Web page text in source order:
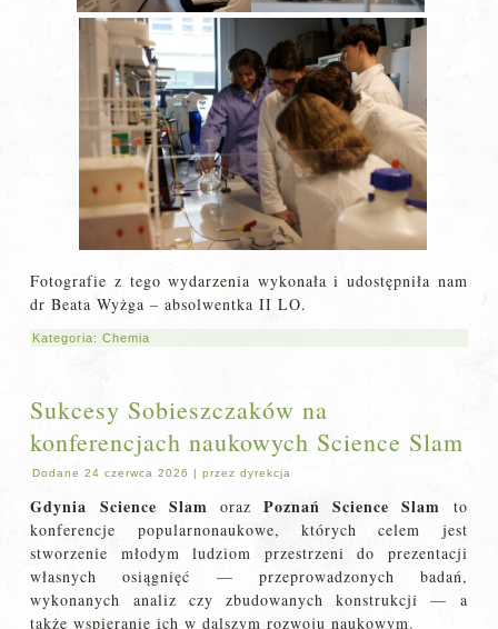
Fotografie z tego wydarzenia wykonała i udostępniła nam
dr Beata Wyżga – absolwentka II LO.
Kategoria:Chemia
Sukcesy Sobieszczaków na
konferencjach naukowych Science Slam
Dodane 24 czerwca 2026 |przez dyrekcja
Gdynia Science Slam orazPoznań Science Slam to
konferencje popularnonaukowe, których celem jest
stworzenie młodym ludziom przestrzeni do prezentacji
własnych osiągnięć — przeprowadzonych badań,
wykonanych analiz czy zbudowanych konstrukcji — a
także wspieranie ich w dalszym rozwoju naukowym.